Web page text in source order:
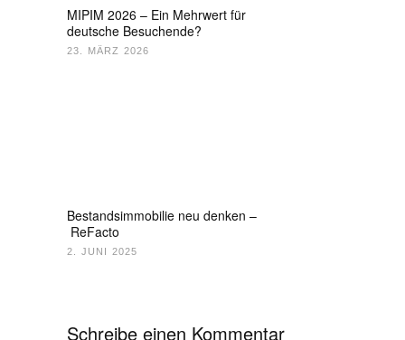
MIPIM 2026 – Ein Mehrwert für
deutsche Besuchende?
23. MÄRZ 2026
Bestandsimmobilie neu denken –
ReFacto
2. JUNI 2025
Schreibe einen Kommentar